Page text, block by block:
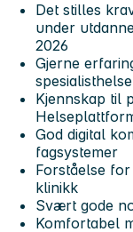
Det stilles
under
2026
Gjerne
Kjennskap til
God digital
fagsystemer
Forståelse
klinikk
Svært gode
Komfortabel